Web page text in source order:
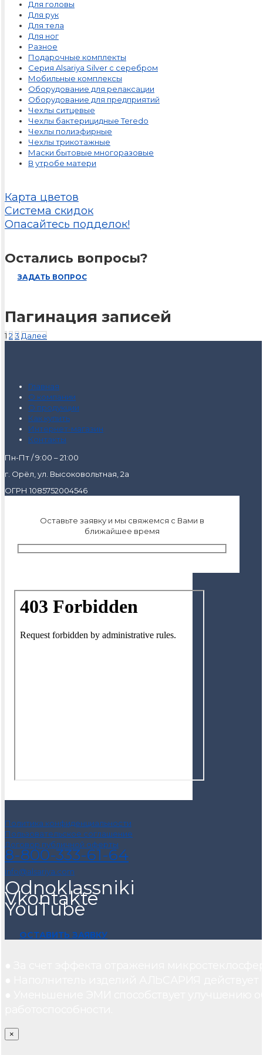
Для головы
Для рук
Для тела
Для ног
Разное
Подарочные комплекты
Серия Alsariya Silver с серебром
Мобильные комплексы
Оборудование для релаксации
Оборудование для предприятий
Чехлы ситцевые
Чехлы бактерицидные Teredo
Чехлы полиэфирные
Чехлы трикотажные
Маски бытовые многоразовые
В утробе матери
Карта цветов
Система скидок
Опасайтесь подделок!
Остались вопросы?
ЗАДАТЬ ВОПРОС
Пагинация записей
1 2 3 Далее
Главная
О компании
О продукции
Как купить
Интернет-магазин
Контакты
Пн-Пт / 9:00 – 21:00
г. Орёл, ул. Высоковольтная, 2а
ОГРН 1085752004546
Оставьте заявку и мы свяжемся с Вами в
ближайшее время
Политика конфиденциальности
Пользовательское соглашение
Договор публичной оферты
8-800-333-61-64
info@alsariya.com
Odnoklassniki
Vkontakte
YouTube
ОСТАВИТЬ ЗАЯВКУ
×